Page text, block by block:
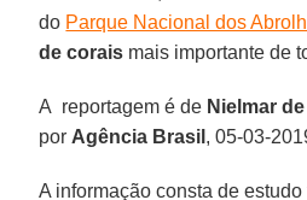
do Parque Nacional dos
de corais mais importante de
A reportagem é de Nielmar
por Agência Brasil , 05-03-
A informação consta de estudo